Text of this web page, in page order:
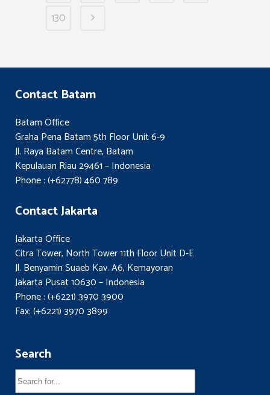
130
Contact Batam
Batam Office
Graha Pena Batam 5th Floor Unit 6-9
Jl. Raya Batam Centre, Batam
Kepulauan Riau 29461 – Indonesia
Phone : (+62778) 460 789
Contact Jakarta
Jakarta Office
Citra Tower, North Tower 11th Floor Unit D-E
Jl. Benyamin Suaeb Kav. A6, Kemayoran
Jakarta Pusat 10630 – Indonesia
Phone : (+6221) 3970 3900
Fax: (+6221) 3970 3899
Search